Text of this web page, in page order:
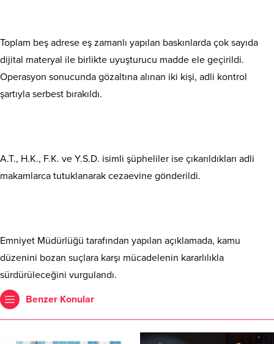
Toplam beş adrese eş zamanlı yapılan baskınlarda çok sayıda
dijital materyal ile birlikte uyuşturucu madde ele geçirildi.
Operasyon sonucunda gözaltına alınan iki kişi, adli kontrol
şartıyla serbest bırakıldı.
A.T., H.K., F.K. ve Y.S.D. isimli şüpheliler ise çıkarıldıkları adli
makamlarca tutuklanarak cezaevine gönderildi.
Emniyet Müdürlüğü tarafından yapılan açıklamada, kamu
düzenini bozan suçlara karşı mücadelenin kararlılıkla
sürdürüleceğini vurgulandı.
Benzer Konular